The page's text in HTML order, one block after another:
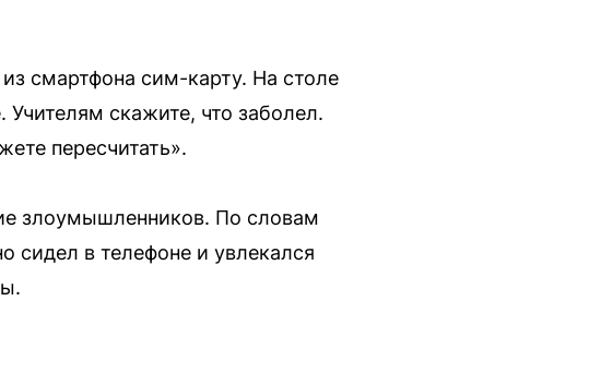
смартфона сим-карту. На столе
Учителям скажите, что заболел.
пересчитать».
злоумышленников. По словам
сидел в телефоне и увлекался